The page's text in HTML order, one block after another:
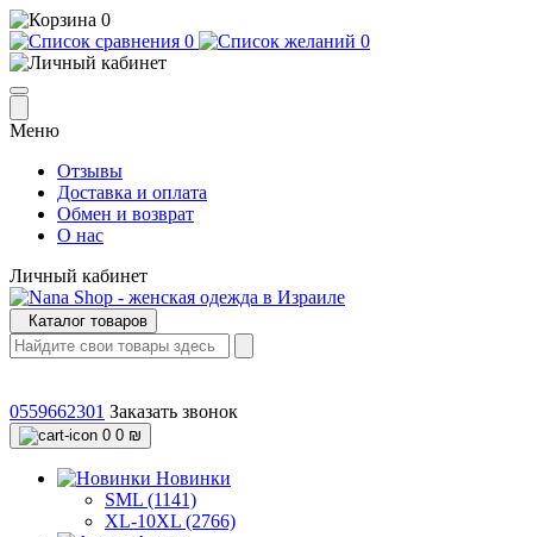
0
0
0
Меню
Отзывы
Доставка и оплата
Обмен и возврат
О нас
Личный кабинет
Каталог товаров
0559662301 Заказать звонок
0 0 ₪
Новинки
SML (1141)
XL-10XL (2766)